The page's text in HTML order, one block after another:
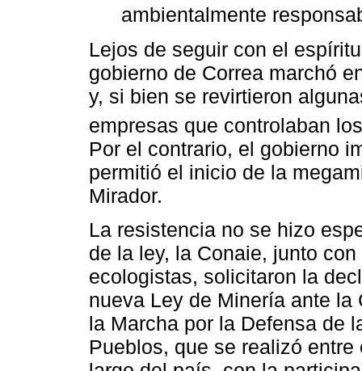
ambientalmente
Lejos de seguir con el
gobierno de Correa marchó
y, si bien se revirtieron
empresas que controlaban
Por el contrario, el gobierno
permitió el inicio de la
Mirador.
La resistencia no se hizo
de la ley, la Conaie, junto
ecologistas, solicitaron la
nueva Ley de Minería ante
la Marcha por la Defensa de
Pueblos, que se realizó